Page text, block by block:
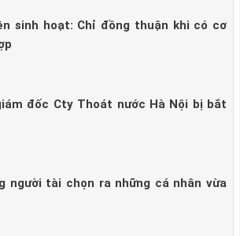
sinh hoạt: Chỉ đồng thuận khi có cơ
đốc Cty Thoát nước Hà Nội bị bắt
người tài chọn ra những cá nhân vừa